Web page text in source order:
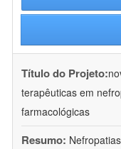
Título do Projeto:
terapêuticas em
farmacológicas
Resumo: